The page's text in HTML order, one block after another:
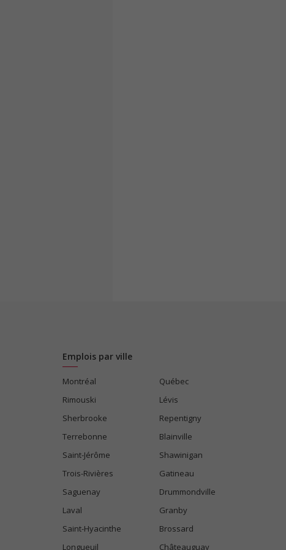
Emplois par ville
Montréal
Québec
Rimouski
Lévis
Sherbrooke
Repentigny
Terrebonne
Blainville
Saint-Jérôme
Shawinigan
Trois-Rivières
Gatineau
Saguenay
Drummondville
Laval
Granby
Saint-Hyacinthe
Brossard
Longueuil
Châteauguay